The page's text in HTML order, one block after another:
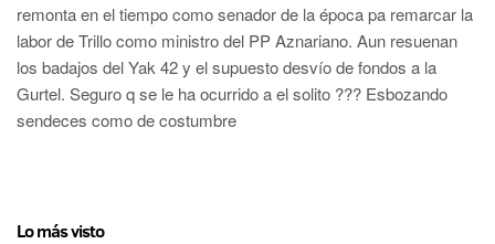
remonta en el tiempo como senador de la época pa remarcar la
labor de Trillo como ministro del PP Aznariano. Aun resuenan
los badajos del Yak 42 y el supuesto desvío de fondos a la
Gurtel. Seguro q se le ha ocurrido a el solito ??? Esbozando
sendeces como de costumbre
Lo más visto